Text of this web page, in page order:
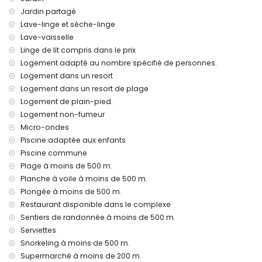
interdiction de fumer
les animaux domestiques ne sont pas admis
Le bâtiment dans lequel se trouve le logement dispose d'un
ascenseur.
La location est très convenable pour les familles avec des
enfants, les séances photo et les séances de yoga
Installations et services privés inclus dans le loyer
internet (WiFi)
aspirateur et fer et planche à repasser
literie et serviettes
assistance téléphonique 24h/24
chauffage de l'air
Installations et services communs inclus dans le loyer
jacuzzi extérieur
Installations et services privés avec supplément de prix
service d'aéroport
Installations et services communs avec supplément de prix
salle de fitness privée, court de tennis et paddle court
Jardin partagé
Lave-linge et sèche-linge
Lave-vaisselle
Linge de lit compris dans le prix
Logement adapté au nombre spécifié de personnes.
Logement dans un resort
Logement dans un resort de plage
Logement de plain-pied.
Logement non-fumeur
Micro-ondes
Piscine adaptée aux enfants
Piscine commune
Plage à moins de 500 m.
Planche à voile à moins de 500 m.
Plongée à moins de 500 m.
Restaurant disponible dans le complexe
Sentiers de randonnée à moins de 500 m.
Serviettes
Snorkeling à moins de 500 m.
Supermarché à moins de 200 m.